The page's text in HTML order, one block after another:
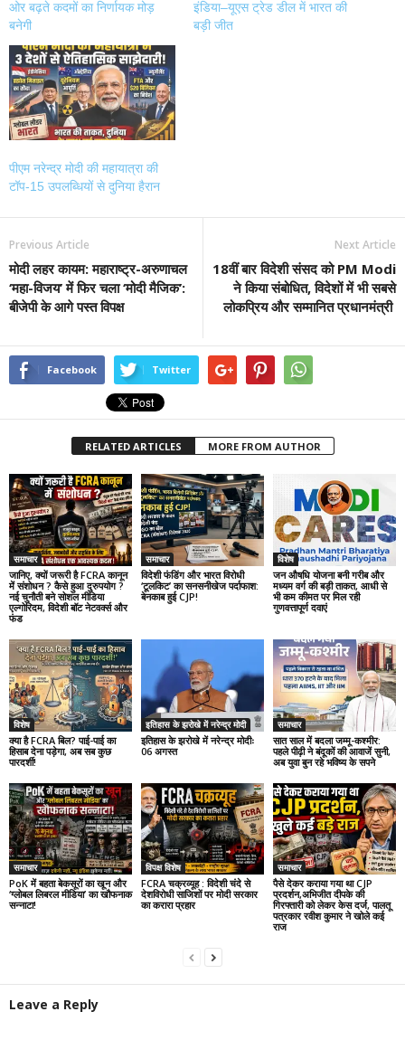
ओर बढ़ते कदमों का निर्णायक मोड़
बनेगी
इंडिया–यूएस ट्रेड डील में भारत की
बड़ी जीत
पीएम नरेन्द्र मोदी की महायात्रा की
टॉप-15 उपलब्धियों से दुनिया हैरान
Previous Article
मोदी लहर कायम: महाराष्ट्र-अरुणाचल
‘महा-विजय’ में फिर चला ‘मोदी मैजिक’:
बीजेपी के आगे पस्त विपक्ष
Next Article
18वीं बार विदेशी संसद को PM Modi
ने किया संबोधित, विदेशों में भी सबसे
लोकप्रिय और सम्मानित प्रधानमंत्री
Facebook Twitter
RELATED ARTICLES MORE FROM AUTHOR
समाचार
जानिए, क्यों जरूरी है FCRA कानून
में संशोधन ? कैसे हुआ दुरुपयोग ?
नई चुनौती बने सोशल मीडिया
एल्गोरिदम, विदेशी बॉट नेटवर्क्स और
फंड
समाचार
विदेशी फंडिंग और भारत विरोधी
‘टूलकिट’ का सनसनीखेज पर्दाफाश:
बेनकाब हुई CJP!
विशेष
जन औषधि योजना बनी गरीब और
मध्यम वर्ग की बड़ी ताकत, आधी से
भी कम कीमत पर मिल रही
गुणवत्तापूर्ण दवाएं
विशेष
क्या है FCRA बिल? पाई-पाई का
हिसाब देना पड़ेगा, अब सब कुछ
पारदर्शी!
इतिहास के झरोखे में नरेन्द्र मोदी
इतिहास के झरोखे में नरेन्द्र मोदीः
06 अगस्त
समाचार
सात साल में बदला जम्मू-कश्मीर:
पहले पीढ़ी ने बंदूकों की आवाजें सुनी,
अब युवा बुन रहे भविष्य के सपने
समाचार
PoK में बहता बेकसूरों का खून और
‘ग्लोबल लिबरल मीडिया’ का खौफनाक
सन्नाटा!
विपक्ष विशेष
FCRA चक्रव्यूह : विदेशी चंदे से
देशविरोधी साजिशों पर मोदी सरकार
का करारा प्रहार
समाचार
पैसे देकर कराया गया था CJP
प्रदर्शन,अभिजीत दीपके की
गिरफ्तारी को लेकर केस दर्ज, पालतू
पत्रकार रवीश कुमार ने खोले कई
राज
Leave a Reply